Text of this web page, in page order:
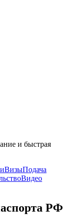
и быстрая
ВизыПодача
Видео
РФ